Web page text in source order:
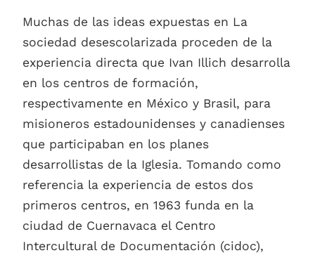
Muchas de las ideas expuestas en La
sociedad desescolarizada proceden de la
experiencia directa que Ivan Illich desarrolla
en los centros de formación,
respectivamente en México y Brasil, para
misioneros estadounidenses y canadienses
que participaban en los planes
desarrollistas de la Iglesia. Tomando como
referencia la experiencia de estos dos
primeros centros, en 1963 funda en la
ciudad de Cuernavaca el Centro
Intercultural de Documentación (cidoc),